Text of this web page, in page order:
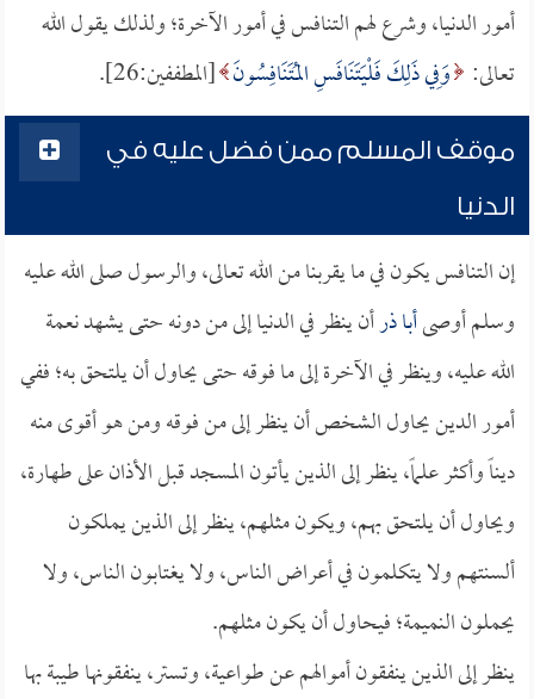
أمور الدنيا، وشرع لهم التنافس في أمور الآخرة؛ ولذلك يقول الله
تعالى: وَفِي ذَلِكَ فَلْيَتَنَافَسِ المُتَنَافِسُونَ [المطففين:26].
موقف المسلم ممن فضل عليه في
الدنيا
إن التنافس يكون في ما يقربنا من الله تعالى، والرسول صلى الله عليه
وسلم أوصىأبا ذرأن ينظر في الدنيا إلى من دونه حتى يشهد نعمة
الله عليه، وينظر في الآخرة إلى ما فوقه حتى يحاول أن يلتحق به؛ ففي
أمور الدين يحاول الشخص أن ينظر إلى من فوقه ومن هو أقوى منه
ديناً وأكثر علماً، ينظر إلى الذين يأتون المسجد قبل الأذان على طهارة،
ويحاول أن يلتحق بهم، ويكون مثلهم، ينظر إلى الذين يملكون
ألسنتهم ولا يتكلمون في أعراض الناس، ولا يغتابون الناس، ولا
يحملون النميمة؛ فيحاول أن يكون مثلهم.
ينظر إلى الذين ينفقون أموالهم عن طواعية، وتستر، ينفقونها طيبة بها